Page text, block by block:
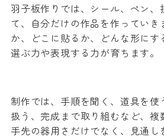
羽子板作りでは、シール、ペン、
て、自分だけの作品を作っていき
か、どこに貼るか、どんな形にす
選ぶ力や表現する力が育ちます。
制作では、手順を聞く、道具を使
扱う、完成まで取り組むなど、複
手先の器用さだけでなく、見通し